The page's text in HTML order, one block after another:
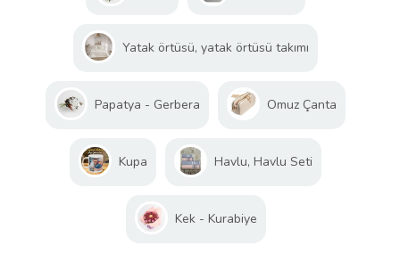
Yatak örtüsü, yatak örtüsü takımı
Papatya - Gerbera Omuz Çanta
Kupa Havlu, Havlu Seti
Kek - Kurabiye